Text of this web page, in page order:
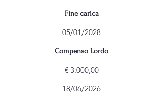
Fine carica
05/01/2028
Compenso Lordo
€ 3.000,00
18/06/2026